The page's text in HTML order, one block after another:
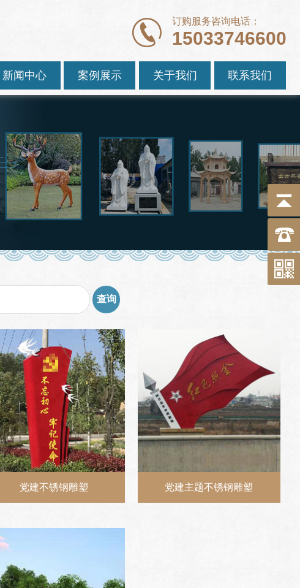
订购服务咨询电话：
15033746600
新闻中心 案例展示 关于我们 联系我们
党建不锈钢雕塑 党建主题不锈钢雕塑